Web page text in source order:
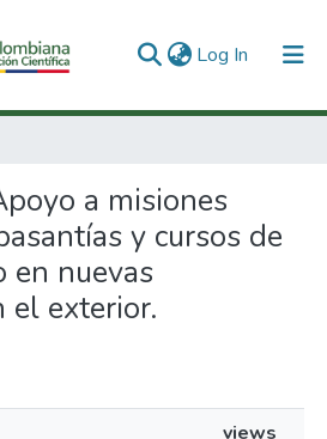
Log In (current)
a misiones
y cursos de
en nuevas
el exterior.
views